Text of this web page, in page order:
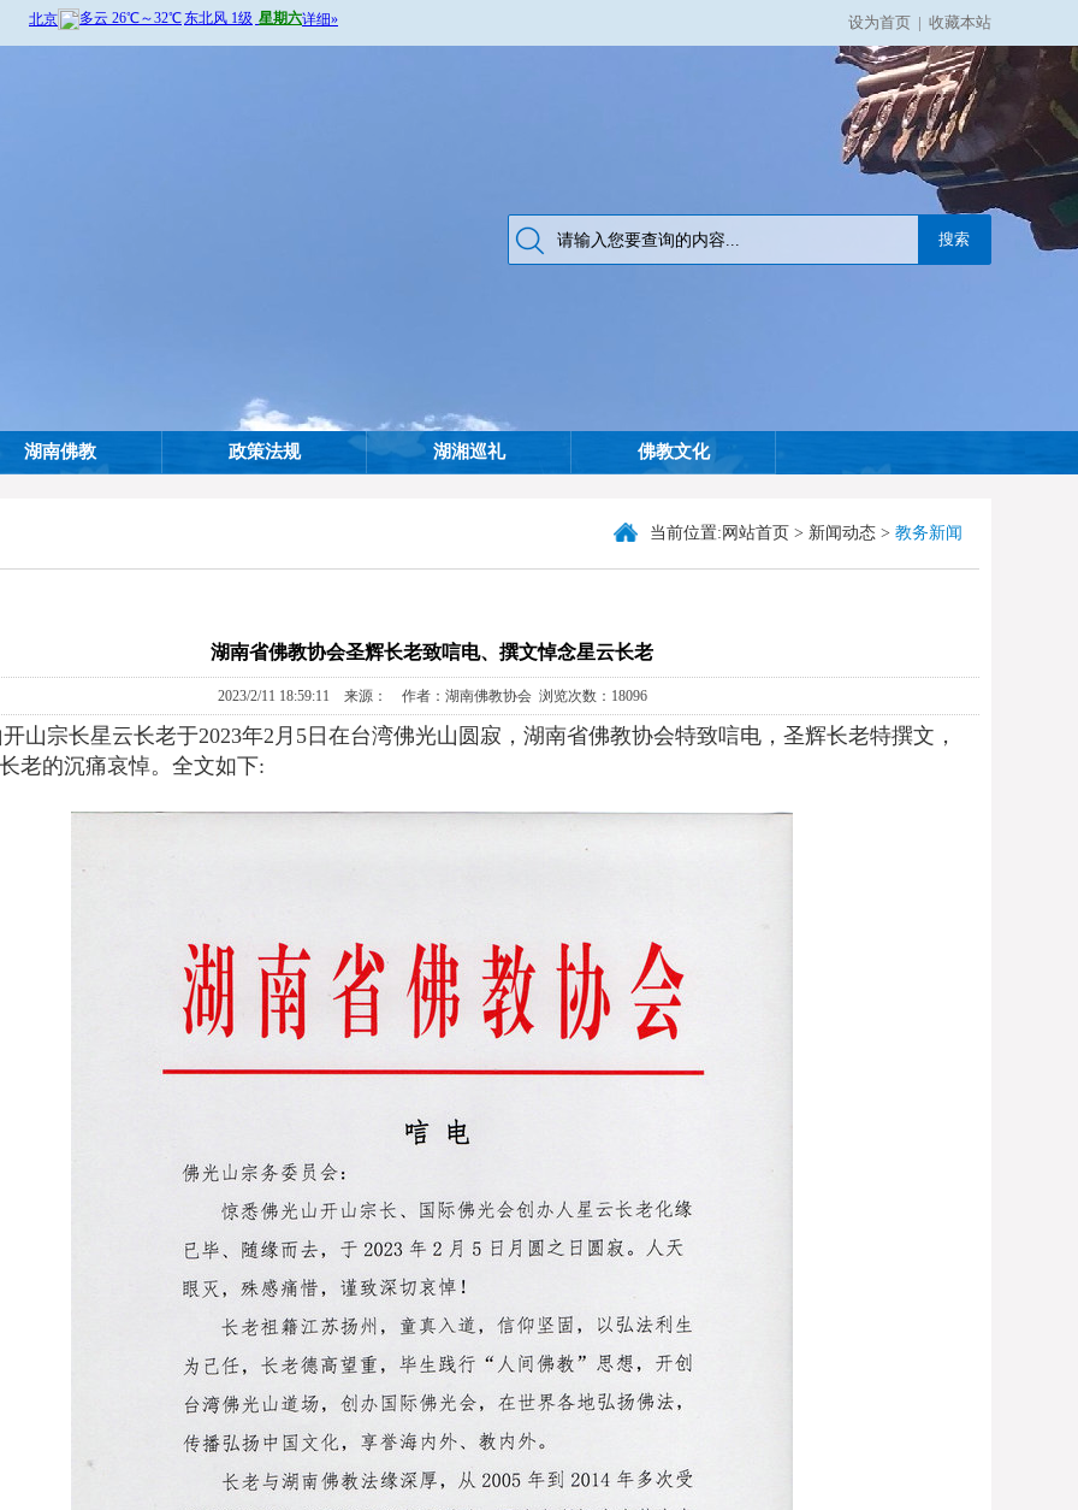
设为首页 | 收藏本站
湖南佛教 政策法规 湖湘巡礼 佛教文化
当前位置: 网站首页 > 新闻动态 > 教务新闻
湖南省佛教协会圣辉长老致唁电、撰文悼念星云长老
2023/2/11 18:59:11 来源： 作者：湖南佛教协会 浏览次数：18096
宗长星云长老于2023年2月5日在台湾佛光山圆寂，湖南省佛教协会特致唁电，圣辉长老特撰文，
老的沉痛哀悼。全文如下: